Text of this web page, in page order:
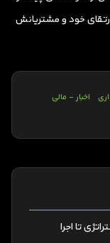
خود و مشتریانش
اخبار - مالی
تا اجرا